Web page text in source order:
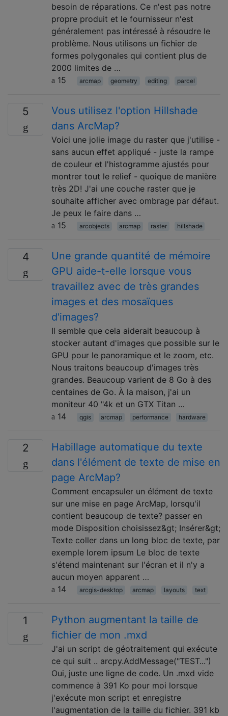
besoin de réparations. Ce n'est pas notre
propre produit et le fournisseur n'est
généralement pas intéressé à résoudre le
problème. Nous utilisons un fichier de
formes polygonales qui contient plus de
2000 limites de …
15
arcmap geometry editing parcel
5
Vous utilisez l'option Hillshade
dans ArcMap?
Voici une jolie image du raster que j'utilise -
sans aucun effet appliqué - juste la rampe
de couleur et l'histogramme ajustés pour
montrer tout le relief - quoique de manière
très 2D! J'ai une couche raster que je
souhaite afficher avec ombrage par défaut.
Je peux le faire dans …
15
arcobjects arcmap raster hillshade
4
Une grande quantité de mémoire
GPU aide-t-elle lorsque vous
travaillez avec de très grandes
images et des mosaïques
d'images?
Il semble que cela aiderait beaucoup à
stocker autant d'images que possible sur le
GPU pour le panoramique et le zoom, etc.
Nous traitons beaucoup d'images très
grandes. Beaucoup varient de 8 Go à des
centaines de Go. À la maison, j'ai un
moniteur 40 "4k et un GTX Titan …
14
qgis arcmap performance hardware
2
Habillage automatique du texte
dans l'élément de texte de mise en
page ArcMap?
Comment encapsuler un élément de texte
sur une mise en page ArcMap, lorsqu'il
contient beaucoup de texte? passer en
mode Disposition choisissez&gt; Insérer&gt;
Texte coller dans un long bloc de texte, par
exemple lorem ipsum Le bloc de texte
s'étend maintenant sur l'écran et il n'y a
aucun moyen apparent …
14
arcgis-desktop arcmap layouts text
1
Python augmentant la taille de
fichier de mon .mxd
J'ai un script de géotraitement qui exécute
ce qui suit .. arcpy.AddMessage("TEST...")
Oui, juste une ligne de code. Un .mxd vide
commence à 391 Ko pour moi lorsque
j'exécute mon script et enregistre
l'augmentation de la taille du fichier. 391 kb